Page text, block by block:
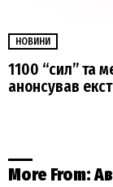
НОВИНИ
1100 “сил” та
анонсував
More From: